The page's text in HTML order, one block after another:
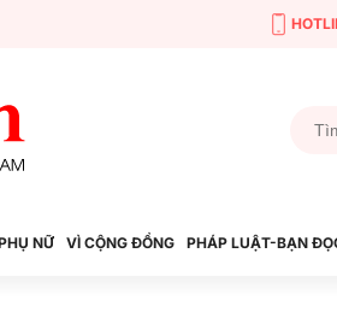
NỮ VÌ CỘNG ĐỒNG PHÁP LUẬT-BẠN